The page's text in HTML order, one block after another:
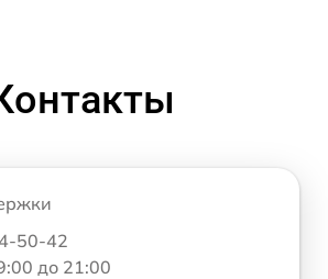
50-42
до 21:00